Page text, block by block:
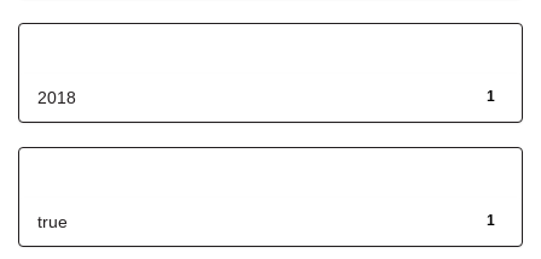
1
2018
1
true